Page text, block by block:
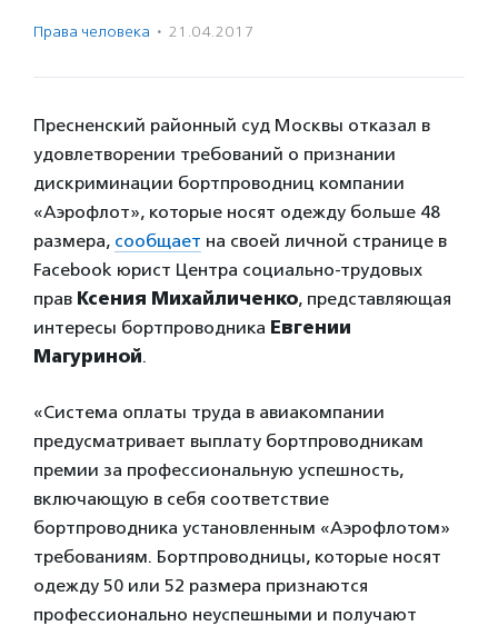
Права человека · 21.04.2017
Пресненский районный суд Москвы отказал в
удовлетворении требований о признании
дискриминации бортпроводниц компании
«Аэрофлот», которые носят одежду больше 48
размера, сообщает на своей личной странице в
Facebook юрист Центра социально-трудовых
прав Ксения Михайличенко, представляющая
интересы бортпроводника Евгении
Магуриной.
«Система оплаты труда в авиакомпании
предусматривает выплату бортпроводникам
премии за профессиональную успешность,
включающую в себя соответствие
бортпроводника установленным «Аэрофлотом»
требованиям. Бортпроводницы, которые носят
одежду 50 или 52 размера признаются
профессионально неуспешными и получают